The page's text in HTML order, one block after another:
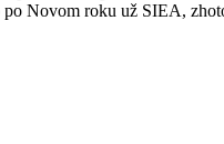
Novom roku už SIEA,